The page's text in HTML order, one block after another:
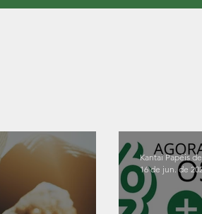
Kantai Papéis
16 de jun. de